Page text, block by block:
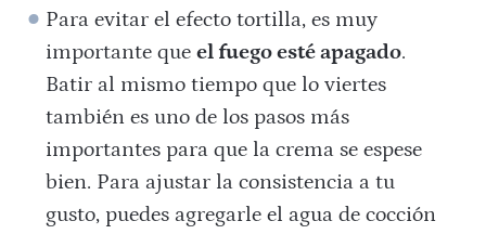
Para evitar el efecto tortilla, es muy
importante queel fuego esté apagado.
Batir al mismo tiempo que lo viertes
también es uno de los pasos más
importantes para que la crema se espese
bien. Para ajustar la consistencia a tu
gusto, puedes agregarle el agua de cocción